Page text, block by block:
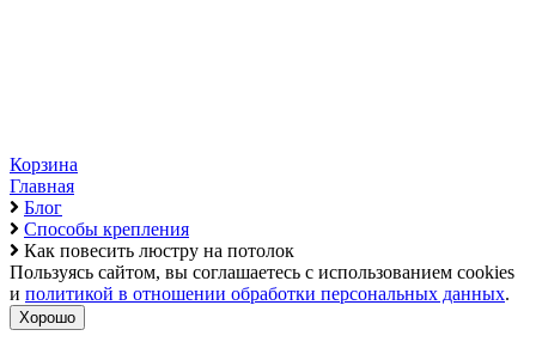
Корзина
Главная
Блог
Способы крепления
Как повесить люстру на потолок
Пользуясь сайтом, вы соглашаетесь с использованием cookies
и политикой в отношении обработки персональных данных.
Хорошо